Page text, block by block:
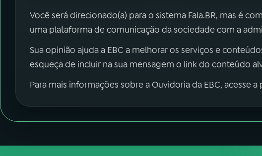
Você será direcionado(a) para o sistema Fala.BR, mas é
uma plataforma de comunicação da sociedade com a
Sua opinião ajuda a EBC a melhorar os serviços e
esqueça de incluir na sua mensagem o link do conteúdo
Para mais informações sobre a Ouvidoria da EBC, acesse